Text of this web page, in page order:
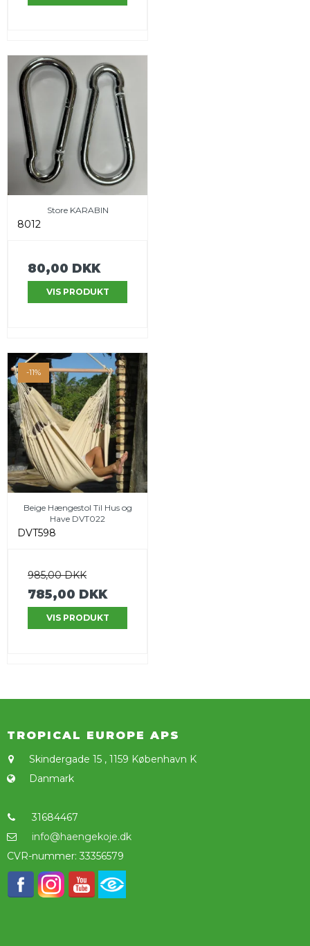
Store KARABIN
8012
80,00 DKK
VIS PRODUKT
-11%
Beige Hængestol Til Hus og
Have DVT022
DVT598
985,00 DKK
785,00 DKK
VIS PRODUKT
TROPICAL EUROPE APS
Skindergade 15 , 1159 København K
Danmark
31684467
info@haengekoje.dk
CVR-nummer: 33356579